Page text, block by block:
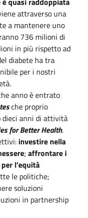
attraverso una
a mantenere uno
736 milioni di
in più rispetto ad
diabete ha tra
per i nostri
anno è entrato
che proprio
dieci anni di attività
for Better Health.
investire nella
; affrontare i
l’equità
le politiche;
soluzioni
in partnership